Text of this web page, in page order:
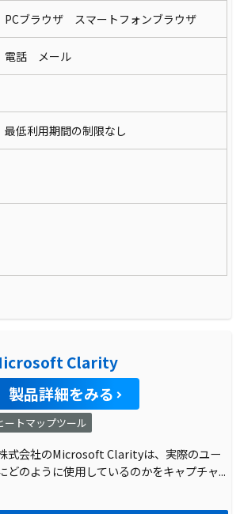
PCブラウザ スマートフォンブラウザ
電話 メール
最低利用期間の制限なし
Clarity
製品詳細をみる
ートマップツール
式会社のMicrosoft Clarityは、実際のユー
どのように使用しているのかをキャプチャ...